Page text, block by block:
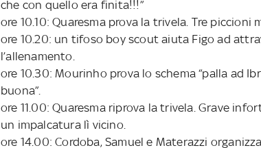
che con quello era finita!!!”
ore 10.10: Quaresma prova la trivela. Tre piccioni
ore 10.20: un tifoso boy scout aiuta Figo ad
l’allenamento.
ore 10.30: Mourinho prova lo schema “palla ad
buona”.
ore 11.00: Quaresma riprova la trivela. Grave
un impalcatura lì vicino.
ore 14.00: Cordoba, Samuel e Materazzi